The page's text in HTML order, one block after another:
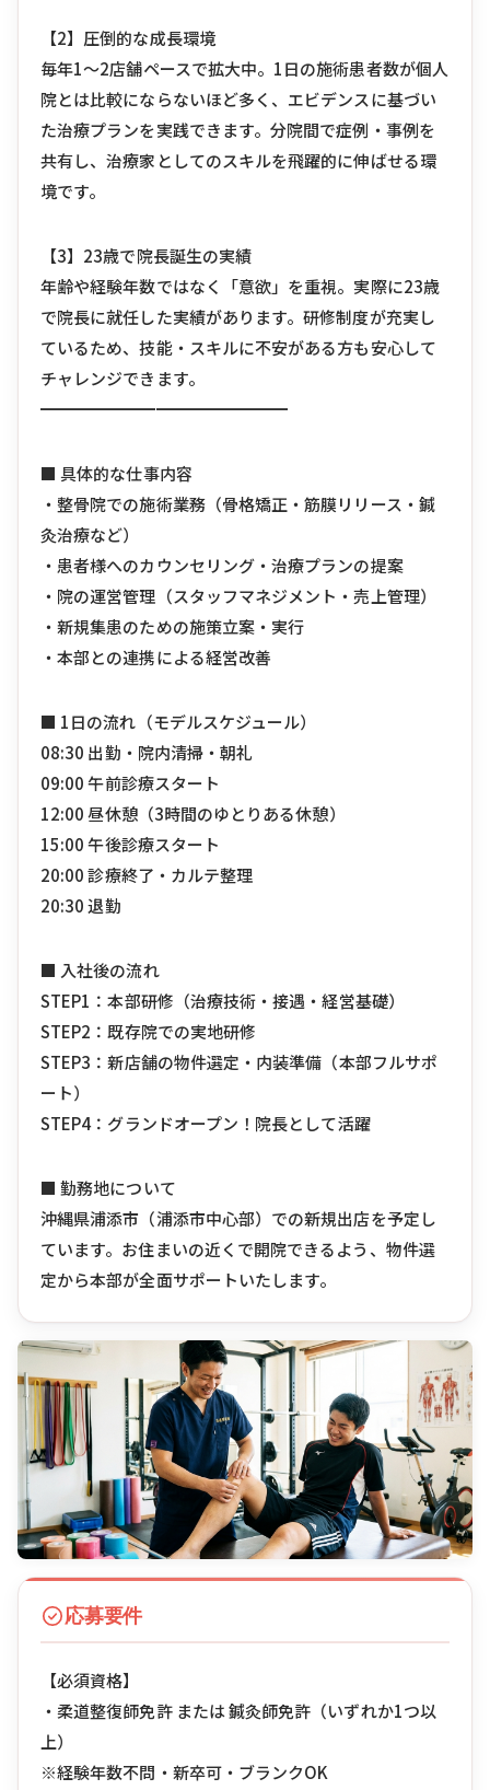
【2】圧倒的な成長環境
毎年1〜2店舗ペースで拡大中。1日の施術患者数が個人
院とは比較にならないほど多く、エビデンスに基づい
た治療プランを実践できます。分院間で症例・事例を
共有し、治療家としてのスキルを飛躍的に伸ばせる環
境です。
【3】23歳で院長誕生の実績
年齢や経験年数ではなく「意欲」を重視。実際に23歳
で院長に就任した実績があります。研修制度が充実し
ているため、技能・スキルに不安がある方も安心して
チャレンジできます。
━━━━━━━━━━━━━━━
■ 具体的な仕事内容
・整骨院での施術業務（骨格矯正・筋膜リリース・鍼
灸治療など）
・患者様へのカウンセリング・治療プランの提案
・院の運営管理（スタッフマネジメント・売上管理）
・新規集患のための施策立案・実行
・本部との連携による経営改善
■ 1日の流れ（モデルスケジュール）
08:30 出勤・院内清掃・朝礼
09:00 午前診療スタート
12:00 昼休憩（3時間のゆとりある休憩）
15:00 午後診療スタート
20:00 診療終了・カルテ整理
20:30 退勤
■ 入社後の流れ
STEP1：本部研修（治療技術・接遇・経営基礎）
STEP2：既存院での実地研修
STEP3：新店舗の物件選定・内装準備（本部フルサポ
ート）
STEP4：グランドオープン！院長として活躍
■ 勤務地について
沖縄県浦添市（浦添市中心部）での新規出店を予定し
ています。お住まいの近くで開院できるよう、物件選
定から本部が全面サポートいたします。
応募要件
【必須資格】
・柔道整復師免許 または 鍼灸師免許（いずれか1つ以
上）
※経験年数不問・新卒可・ブランクOK